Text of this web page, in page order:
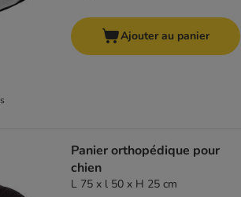
Ajouter au panier
Panier orthopédique pour
chien
L 75 x l 50 x H 25 cm